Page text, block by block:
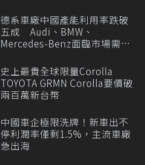
德系車廠中國產能利用率跌破
五成 Audi、BMW、
Mercedes-Benz面臨市場需求
史上最貴全球限量Corolla
TOYOTA GRMN Corolla要價破
兩百萬新台幣
中國車企極限洗牌！新車出不
停利潤率僅剩1.5%，主流車廠
急出海